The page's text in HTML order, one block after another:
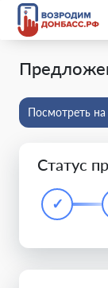
Посмотреть на
Статус
✓